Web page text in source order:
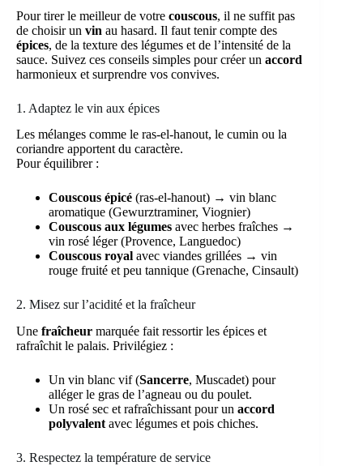
Pour tirer le meilleur de votre couscous, il ne suffit pas
de choisir un vin au hasard. Il faut tenir compte des
épices, de la texture des légumes et de l’intensité de la
sauce. Suivez ces conseils simples pour créer un accord
harmonieux et surprendre vos convives.
1. Adaptez le vin aux épices
Les mélanges comme le ras-el-hanout, le cumin ou la
coriandre apportent du caractère.
Pour équilibrer :
Couscous épicé (ras-el-hanout) → vin blanc
aromatique (Gewurztraminer, Viognier)
Couscous aux légumes avec herbes fraîches →
vin rosé léger (Provence, Languedoc)
Couscous royal avec viandes grillées → vin
rouge fruité et peu tannique (Grenache, Cinsault)
2. Misez sur l’acidité et la fraîcheur
Une fraîcheur marquée fait ressortir les épices et
rafraîchit le palais. Privilégiez :
Un vin blanc vif (Sancerre, Muscadet) pour
alléger le gras de l’agneau ou du poulet.
Un rosé sec et rafraîchissant pour un accord
polyvalent avec légumes et pois chiches.
3. Respectez la température de service